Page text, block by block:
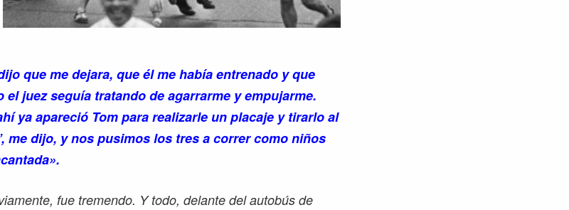
que me dejara, que él me había entrenado y que
el juez seguía tratando de agarrarme y empujarme.
ya apareció Tom para realizarle un placaje y tirarlo al
me dijo, y nos pusimos los tres a correr como niños
fue tremendo. Y todo, delante del autobús de